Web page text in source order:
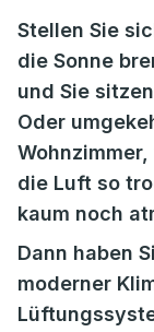
Stellen Sie
die Sonne
und Sie
Oder
die Luft so
kaum noch
Dann haben
moderner